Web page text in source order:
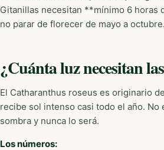
Gitanillas necesitan **mínimo 6 horas
no parar de florecer de mayo a octubre.
¿Cuánta luz necesitan
El Catharanthus roseus es originario
recibe sol intenso casi todo el año. No
sombra y nunca lo será.
Los números: